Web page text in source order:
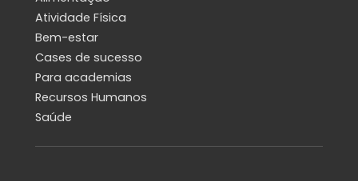
Atividade Física
Bem-estar
Cases de sucesso
Para academias
Recursos Humanos
Saúde